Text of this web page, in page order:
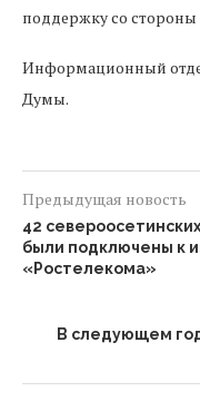
поддержку со
Информационный
Думы.
Предыдущая новость
42
были подключены к
«Ростелекома»
В следующем